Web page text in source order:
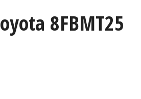
8FBMT25